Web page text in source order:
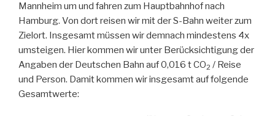
Mannheim um und fahren zum Hauptbahnhof nach
Hamburg. Von dort reisen wir mit der S-Bahn weiter zum
Zielort. Insgesamt müssen wir demnach mindestens 4x
umsteigen. Hier kommen wir unter Berücksichtigung der
Angaben der Deutschen Bahn auf 0,016 t CO2 / Reise
und Person. Damit kommen wir insgesamt auf folgende
Gesamtwerte: